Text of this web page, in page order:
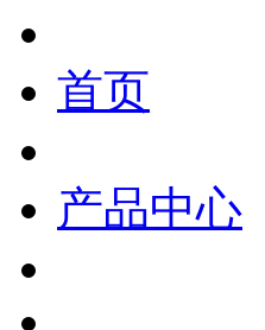
首页
产品中心